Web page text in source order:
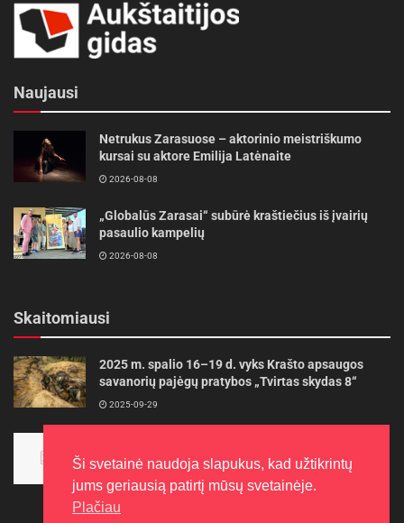
Naujausi
Netrukus Zarasuose – aktorinio meistriškumo
kursai su aktore Emilija Latėnaite
2026-08-08
„Globalūs Zarasai“ subūrė kraštiečius iš įvairių
pasaulio kampelių
2026-08-08
Skaitomiausi
2025 m. spalio 16–19 d. vyks Krašto apsaugos
savanorių pajėgų pratybos „Tvirtas skydas 8“
2025-09-29
aukso
2015-10-30
Ši svetainė naudoja slapukus, kad užtikrintų
jums geriausią patirtį mūsų svetainėje.
Plačiau